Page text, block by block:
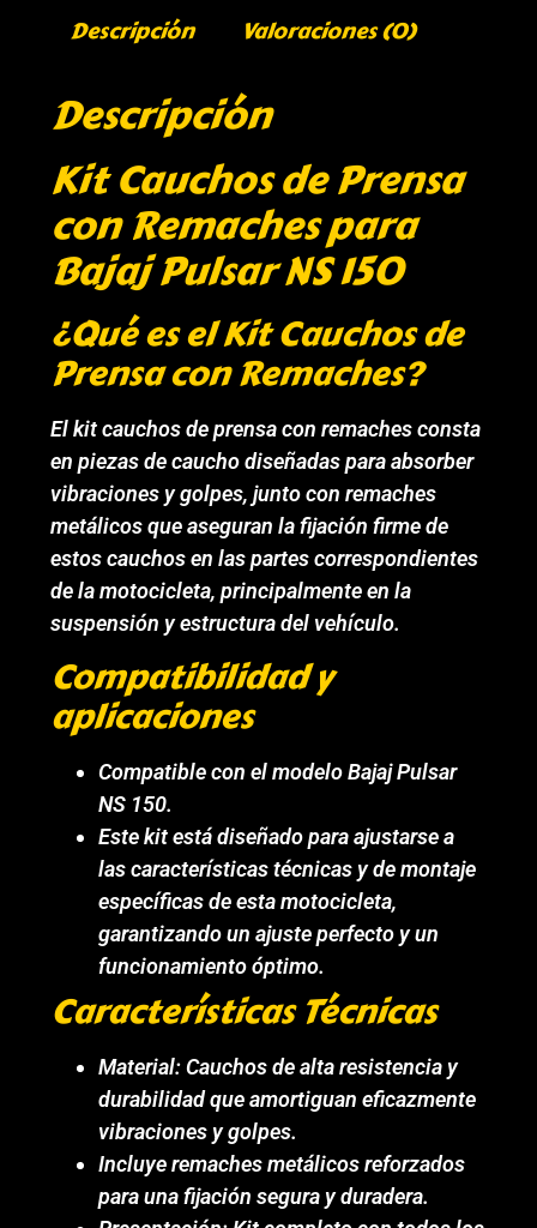
Descripción Valoraciones (0)
Descripción
Kit Cauchos de Prensa
con Remaches para
Bajaj Pulsar NS 150
¿Qué es el Kit Cauchos de
Prensa con Remaches?
El kit cauchos de prensa con remaches consta
en piezas de caucho diseñadas para absorber
vibraciones y golpes, junto con remaches
metálicos que aseguran la fijación firme de
estos cauchos en las partes correspondientes
de la motocicleta, principalmente en la
suspensión y estructura del vehículo.
Compatibilidad y
aplicaciones
Compatible con el modelo Bajaj Pulsar
NS 150.
Este kit está diseñado para ajustarse a
las características técnicas y de montaje
específicas de esta motocicleta,
garantizando un ajuste perfecto y un
funcionamiento óptimo.
Características Técnicas
Material: Cauchos de alta resistencia y
durabilidad que amortiguan eficazmente
vibraciones y golpes.
Incluye remaches metálicos reforzados
para una fijación segura y duradera.